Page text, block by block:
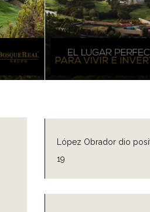
López Obrador dio
19